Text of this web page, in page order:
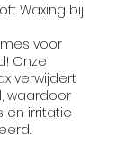
Waxing bij
voor
Onze
verwijdert
waardoor
en irritatie